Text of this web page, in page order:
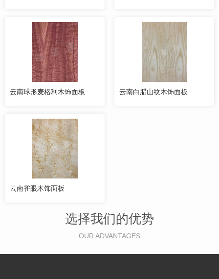
云南球形麦格利木饰面板 云南白腊山纹木饰面板
云南雀眼木饰面板
选择我们的优势
OUR ADVANTAGES